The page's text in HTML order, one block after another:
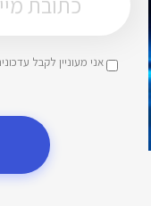
אני מעוניין לקבל